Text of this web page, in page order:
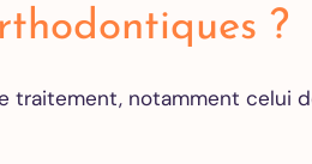
?
traitement, notamment celui